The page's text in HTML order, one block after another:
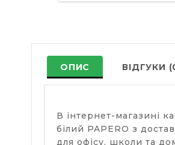
ОПИС ВІДГУКИ
В інтернет-магазині
білий PAPERO з
для офісу, школи та